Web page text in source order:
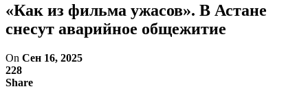
«Как из фильма ужасов». В Астане
снесут аварийное общежитие
On Сен 16, 2025
228
Share